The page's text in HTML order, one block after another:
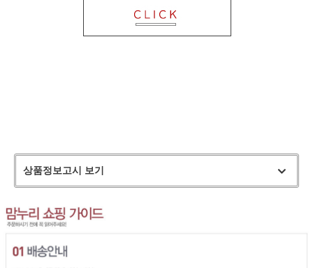
상품정보고시 보기